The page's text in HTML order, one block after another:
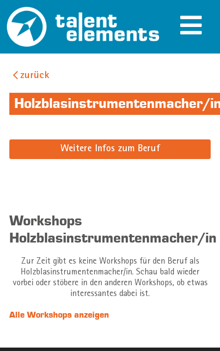
zurück
Holzblasinstrumentenmacher/
Weitere Infos zum Beruf
Workshops
Holzblasinstrumentenmacher/in
Zur Zeit gibt es keine Workshops für den Beruf als
Holzblasinstrumentenmacher/in. Schau bald wieder
vorbei oder stöbere in den anderen Workshops, ob etwas
interessantes dabei ist.
Alle Workshops anzeigen